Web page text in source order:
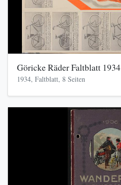
Göricke Räder Faltblatt 1934
1934, Faltblatt, 8 Seiten